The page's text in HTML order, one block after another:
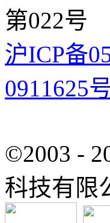
第022号
沪ICP备
0911625
©2003 -
科技有限